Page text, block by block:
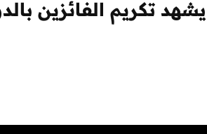
تكريم الفائزين